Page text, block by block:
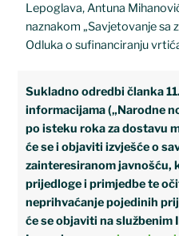
Lepoglava, Antuna
naznakom „Savjetovanje sa
Odluka o sufinanciranju
Sukladno odredbi članka
informacijama („Narodne
po isteku roka za dostavu
će se i objaviti izvješće o
zainteresiranom javnošću,
prijedloge i primjedbe te
neprihvaćanje pojedinih
će se objaviti na